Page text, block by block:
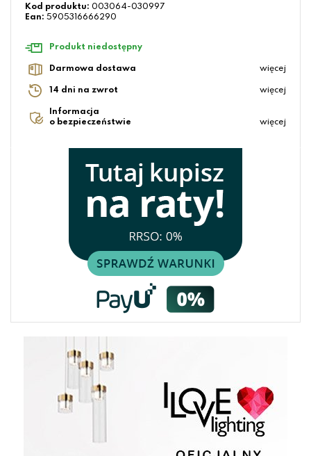
Kod produktu: 003064-030997
Ean: 5905316666290
Produkt niedostępny
Darmowa dostawa więcej
14 dni na zwrot więcej
Informacja
o bezpieczeństwie
więcej